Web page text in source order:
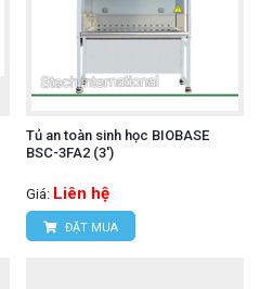
Tủ an toàn sinh học BIOBASE
BSC-3FA2 (3')
Giá: Liên hệ
ĐẶT MUA